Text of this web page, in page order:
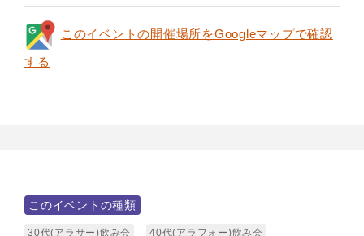
このイベントの開催場所をGoogleマップで確認
する
このイベントの種類
30代(アラサー)飲み会 40代(アラフォー)飲み会